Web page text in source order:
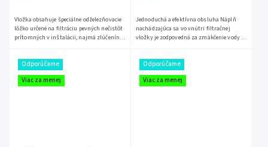
Vložka obsahuje špeciálne odželezňovacie
lôžko určené na filtráciu pevných nečistôt
prítomných v inštalácii, najmä zlúčenín
Jednoduchá a efektívna obsluha Náplň
nachádzajúca sa vo vnútri filtračnej
vložky je zodpovedná za zmäkčenie vody ,
Odporúčame
Viac za menej
Odporúčame
Viac za menej